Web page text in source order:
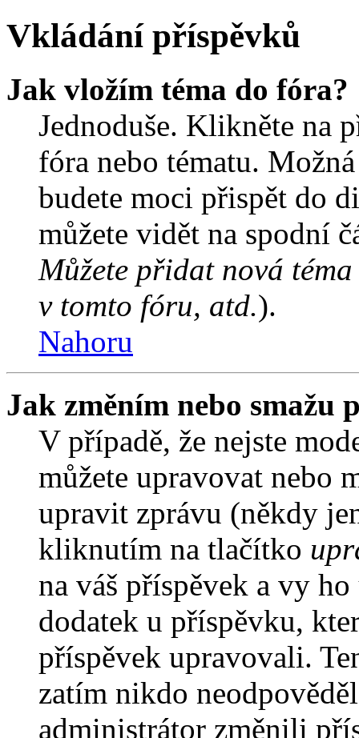
Vkládání příspěvků
Jak vložím téma do fóra?
Jednoduše. Klikněte na
fóra nebo tématu.
budete moci přispět do
můžete vidět na spodní
Můžete přidat nová
v tomto fóru, atd.).
Nahoru
Jak změním nebo smažu
V případě, že nejste
můžete upravovat nebo
upravit zprávu (někdy
kliknutím na tlačítko
na váš příspěvek a vy
dodatek u příspěvku,
příspěvek upravovali.
zatím nikdo
administrátor změnili